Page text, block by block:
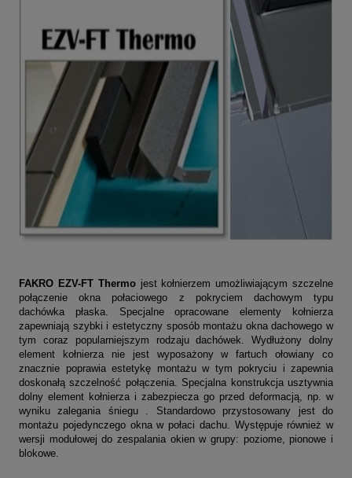
FAKRO EZV-FT Thermojest kołnierzem umożliwiającym szczelne
połączenie okna połaciowego z pokryciem dachowym typu
dachówka płaska. Specjalne opracowane elementy kołnierza
zapewniają szybki i estetyczny sposób montażu okna dachowego w
tym coraz popularniejszym rodzaju dachówek. Wydłużony dolny
element kołnierza nie jest wyposażony w fartuch ołowiany co
znacznie poprawia estetykę montażu w tym pokryciu i zapewnia
doskonałą szczelność połączenia. Specjalna konstrukcja usztywnia
dolny element kołnierza i zabezpiecza go przed deformacją, np. w
wyniku zalegania śniegu . Standardowo przystosowany jest do
montażu pojedynczego okna w połaci dachu. Występuje również w
wersji modułowej do zespalania okien w grupy: poziome, pionowe i
blokowe.